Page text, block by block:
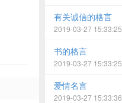
有关诚信的格言
2019-03-27 15:33:25
书的格言
2019-03-27 15:33:25
爱情名言
2019-03-27 15:33:36